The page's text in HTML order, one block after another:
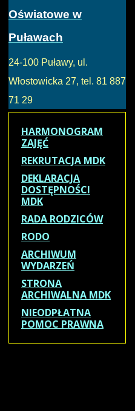
Oświatowe w
Puławach
24-100 Puławy, ul.
Włostowicka 27, tel. 81 887
71 29
HARMONOGRAM
ZAJĘĆ
REKRUTACJA MDK
DEKLARACJA
DOSTĘPNOŚCI
MDK
RADA RODZICÓW
RODO
ARCHIWUM
WYDARZEŃ
STRONA
ARCHIWALNA MDK
NIEODPŁATNA
POMOC PRAWNA